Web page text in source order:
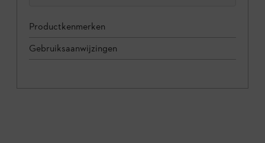
Productkenmerken
Gebruiksaanwijzingen